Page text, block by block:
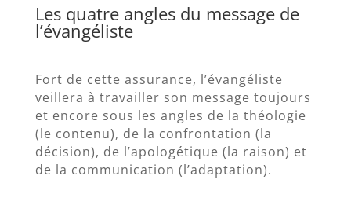
Les quatre angles du message de
l’évangéliste
Fort de cette assurance, l’évangéliste
veillera à travailler son message toujours
et encore sous les angles de la théologie
(le contenu), de la confrontation (la
décision), de l’apologétique (la raison) et
de la communication (l’adaptation).